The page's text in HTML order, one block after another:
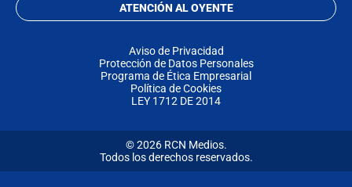
ATENCIÓN AL OYENTE
Aviso de Privacidad
Protección de Datos Personales
Programa de Ética Empresarial
Política de Cookies
LEY 1712 DE 2014
© 2026 RCN Medios.
Todos los derechos reservados.